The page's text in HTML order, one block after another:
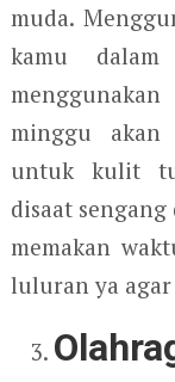
muda.
kamu
minggu akan
untuk kulit
disaat
memakan
luluran ya